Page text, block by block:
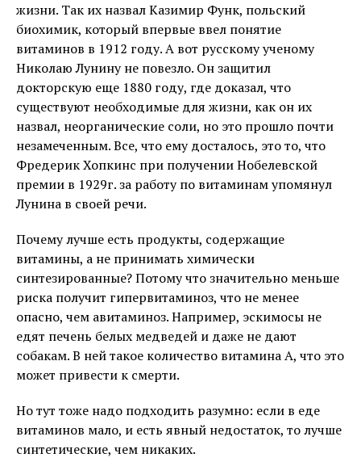
жизни. Так их назвал Казимир Функ, польский
биохимик, который впервые ввел понятие
витаминов в 1912 году. А вот русскому ученому
Николаю Лунину не повезло. Он защитил
докторскую еще 1880 году, где доказал, что
существуют необходимые для жизни, как он их
назвал, неорганические соли, но это прошло почти
незамеченным. Все, что ему досталось, это то, что
Фредерик Хопкинс при получении Нобелевской
премии в 1929г. за работу по витаминам упомянул
Лунина в своей речи.
Почему лучше есть продукты, содержащие
витамины, а не принимать химически
синтезированные? Потому что значительно меньше
риска получит гипервитаминоз, что не менее
опасно, чем авитаминоз. Например, эскимосы не
едят печень белых медведей и даже не дают
собакам. В ней такое количество витамина А, что это
может привести к смерти.
Но тут тоже надо подходить разумно: если в еде
витаминов мало, и есть явный недостаток, то лучше
синтетические, чем никаких.